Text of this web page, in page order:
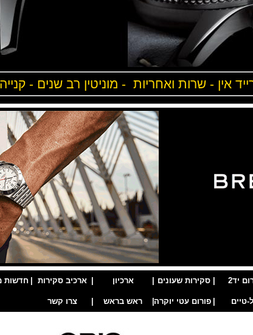
אין - שרות ואחריות - מוניטין רב שנים -
יד2 סקירות שעונים ארכיון ארכיב סקירות חדשות
טיים פורום עטי יוקרה ראש בראש צרו קשר